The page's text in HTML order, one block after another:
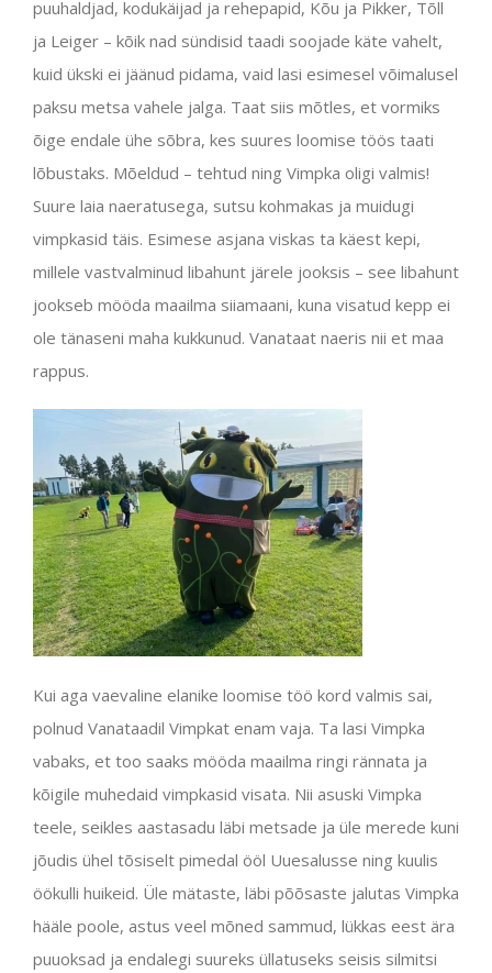
puuhaldjad, kodukäijad ja rehepapid, Kõu ja Pikker, Tõll
ja Leiger – kõik nad sündisid taadi soojade käte vahelt,
kuid ükski ei jäänud pidama, vaid lasi esimesel võimalusel
paksu metsa vahele jalga. Taat siis mõtles, et vormiks
õige endale ühe sõbra, kes suures loomise töös taati
lõbustaks. Mõeldud – tehtud ning Vimpka oligi valmis!
Suure laia naeratusega, sutsu kohmakas ja muidugi
vimpkasid täis. Esimese asjana viskas ta käest kepi,
millele vastvalminud libahunt järele jooksis – see libahunt
jookseb mööda maailma siiamaani, kuna visatud kepp ei
ole tänaseni maha kukkunud. Vanataat naeris nii et maa
rappus.
Kui aga vaevaline elanike loomise töö kord valmis sai,
polnud Vanataadil Vimpkat enam vaja. Ta lasi Vimpka
vabaks, et too saaks mööda maailma ringi rännata ja
kõigile muhedaid vimpkasid visata. Nii asuski Vimpka
teele, seikles aastasadu läbi metsade ja üle merede kuni
jõudis ühel tõsiselt pimedal ööl Uuesalusse ning kuulis
öökulli huikeid. Üle mätaste, läbi põõsaste jalutas Vimpka
hääle poole, astus veel mõned sammud, lükkas eest ära
puuoksad ja endalegi suureks üllatuseks seisis silmitsi